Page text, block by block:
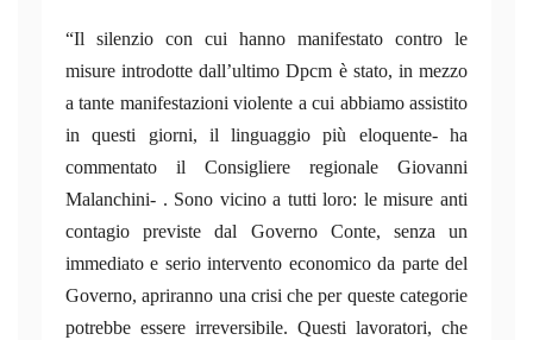
“Il silenzio con cui hanno manifestato contro le
misure introdotte dall’ultimo Dpcm è stato, in mezzo
a tante manifestazioni violente a cui abbiamo assistito
in questi giorni, il linguaggio più eloquente- ha
commentato il Consigliere regionale Giovanni
Malanchini- . Sono vicino a tutti loro: le misure anti
contagio previste dal Governo Conte, senza un
immediato e serio intervento economico da parte del
Governo, apriranno una crisi che per queste categorie
potrebbe essere irreversibile. Questi lavoratori, che